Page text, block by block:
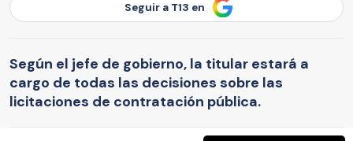
Seguir a T13 en
Según el jefe de gobierno, la titular estará a
cargo de todas las decisiones sobre las
licitaciones de contratación pública.